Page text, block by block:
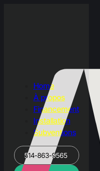
Home
À propos
Financement
Installation
Subventions
514-863-9565